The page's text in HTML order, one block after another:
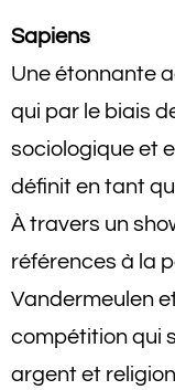
Sapiens
Une étonnante
qui par le biais
sociologique et
définit en tant
À travers un
références à la
Vandermeulen
compétition qui
argent et religion